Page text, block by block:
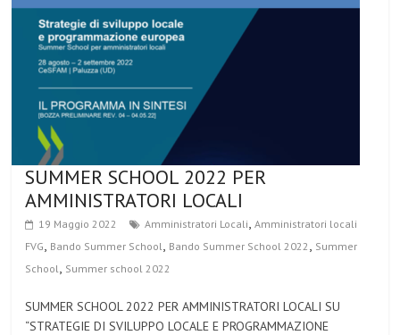
SUMMER SCHOOL 2022 PER
AMMINISTRATORI LOCALI
19 Maggio 2022 Amministratori Locali,Amministratori locali
FVG, Bando Summer School, Bando Summer School 2022 , Summer
School, Summer school 2022
SUMMER SCHOOL 2022 PER AMMINISTRATORI LOCALI SU
“STRATEGIE DI SVILUPPO LOCALE E PROGRAMMAZIONE